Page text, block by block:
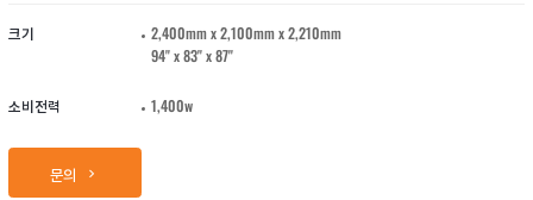
크기
2,400mm x 2,100mm x 2,210mm
94" x 83" x 87"
소비전력 1,400w
문의